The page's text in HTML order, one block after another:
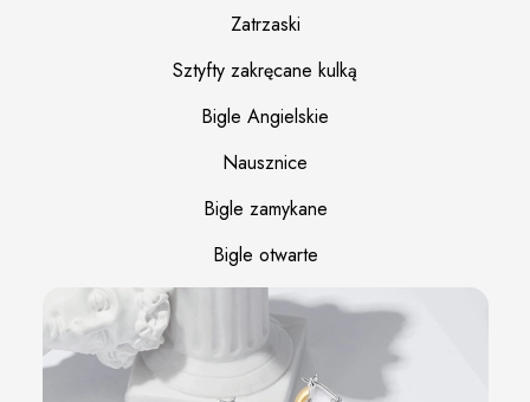
Zatrzaski
Sztyfty zakręcane kulką
Bigle Angielskie
Nausznice
Bigle zamykane
Bigle otwarte